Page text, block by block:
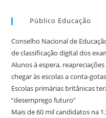
Público Educação
Conselho Nacional de
de classificação digital dos
Alunos à espera,
chegar às escolas a conta-gotas
Escolas primárias britânicas
“desemprego futuro”
Mais de 60 mil candidatos na